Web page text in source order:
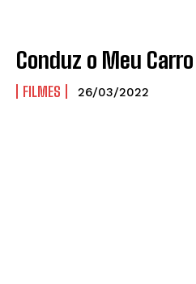
Conduz o Meu Carro
FILMES 26/03/2022